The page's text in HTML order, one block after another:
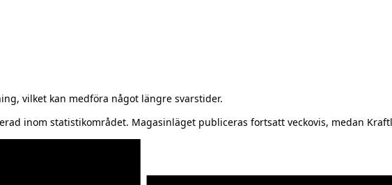
vilket kan medföra något längre svarstider.
inom statistikområdet. Magasinläget publiceras fortsatt veckovis, medan